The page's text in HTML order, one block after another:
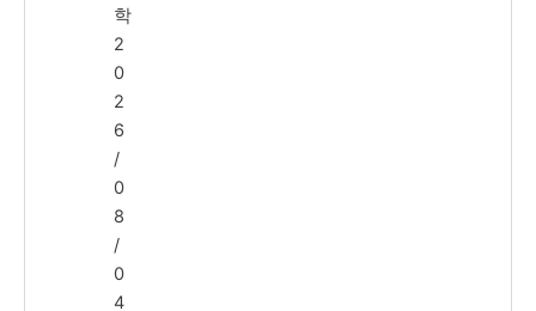
학
2
0
2
6
/
0
8
/
0
4